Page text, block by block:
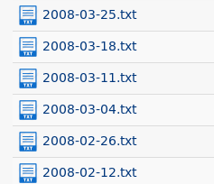
2008-03-25.txt
2008-03-18.txt
2008-03-11.txt
2008-03-04.txt
2008-02-26.txt
2008-02-12.txt